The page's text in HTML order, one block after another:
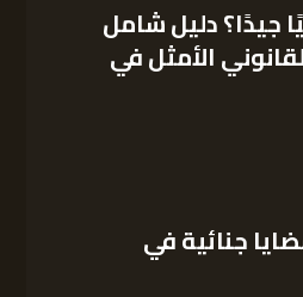
جيدًا؟ دليل شامل
الأمثل في
جنائية في